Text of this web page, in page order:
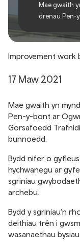
Mae gwaith
drenau Pen-
miliynau o
Improvement work
17 Maw 2021
Mae gwaith yn
Pen-y-bont ar
Gorsafoedd
bunnoedd.
Bydd nifer o
hychwanegu ar
sgriniau
archebu.
Bydd y sgriniau’n
deithiau trên i
wasanaethau